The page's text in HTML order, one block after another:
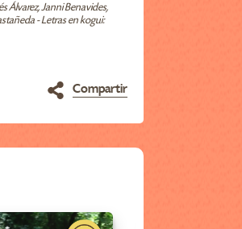
Álvarez, Janni Benavides,
- Letras en kogui:
Compartir